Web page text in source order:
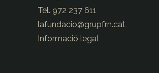
Tel. 972 237 611
lafundacio@grupfrn.cat
Informació legal